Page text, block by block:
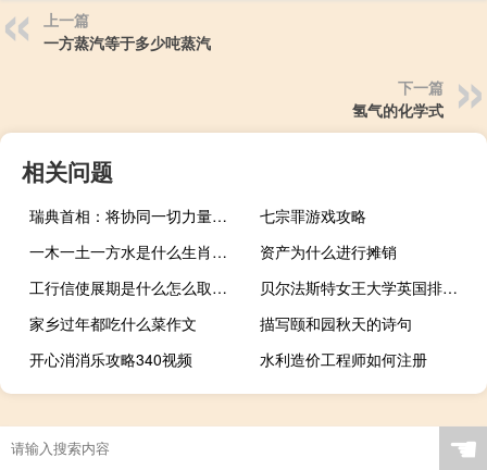
上一篇
一方蒸汽等于多少吨蒸汽
下一篇
氢气的化学式
相关问题
瑞典首相：将协同一切力量打击严重暴力事件
七宗罪游戏攻略
一木一土一方水是什么生肖蛞（一木一土一方水是什么生肖）
资产为什么进行摊销
工行信使展期是什么怎么取消（工行信使展期是什么）
贝尔法斯特女王大学英国排名是多少
家乡过年都吃什么菜作文
描写颐和园秋天的诗句
开心消消乐攻略340视频
水利造价工程师如何注册
☚